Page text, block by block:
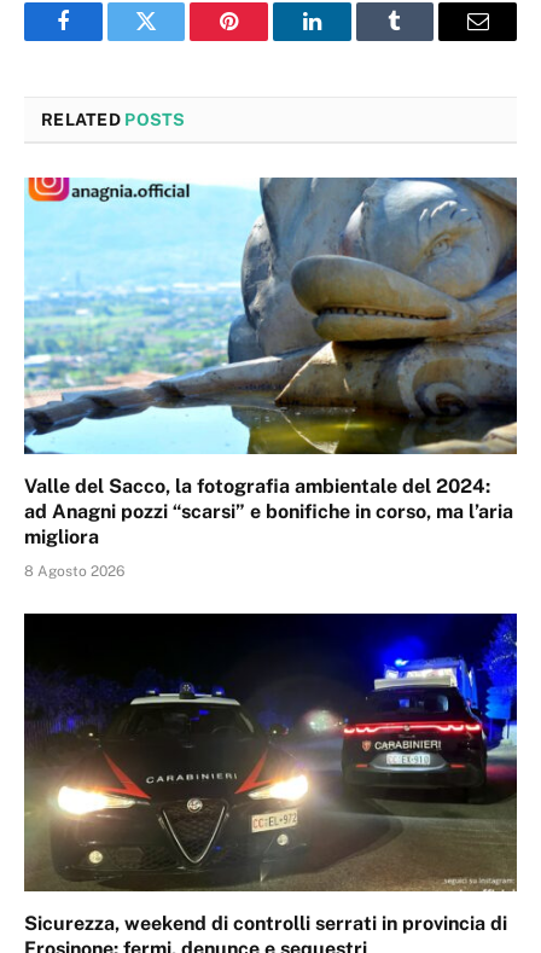
FacebookTwitter Pinterest LinkedInTumblr Email
RELATED POSTS
Valle del Sacco, la fotografia ambientale del 2024:
ad Anagni pozzi “scarsi” e bonifiche in corso, ma l’aria
migliora
8 Agosto 2026
Sicurezza, weekend di controlli serrati in provincia di